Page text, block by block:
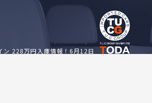
228万円入庫情報！6月12日